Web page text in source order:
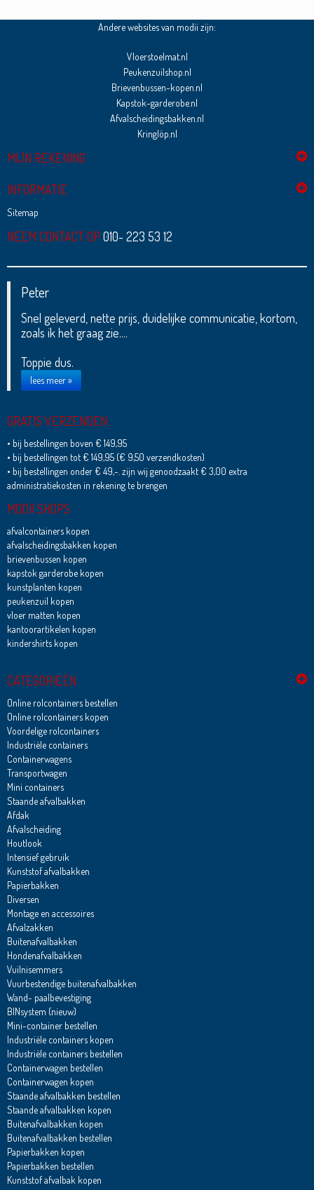
Andere websites van modii zijn:
Vloerstoelmat.nl
Peukenzuilshop.nl
Brievenbussen-kopen.nl
Kapstok-garderobe.nl
Afvalscheidingsbakken.nl
Kringlöp.nl
MIJN REKENING
INFORMATIE
Sitemap
NEEM CONTACT OP 010- 223 53 12
Peter
Snel geleverd, nette prijs, duidelijke communicatie, kortom,
zoals ik het graag zie....
Toppie dus.
lees meer »
GRATIS VERZENDEN
• bij bestellingen boven € 149,95
• bij bestellingen tot € 149,95 (€ 9,50 verzendkosten)
• bij bestellingen onder € 49,-. zijn wij genoodzaakt € 3,00 extra
administratiekosten in rekening te brengen
MODII SHOPS
afvalcontainers kopen
afvalscheidingsbakken kopen
brievenbussen kopen
kapstok garderobe kopen
kunstplanten kopen
peukenzuil kopen
vloer matten kopen
kantoorartikelen kopen
kindershirts kopen
CATEGORIEËN
Online rolcontainers bestellen
Online rolcontainers kopen
Voordelige rolcontainers
Industriële containers
Containerwagens
Transportwagen
Mini containers
Staande afvalbakken
Afdak
Afvalscheiding
Houtlook
Intensief gebruik
Kunststof afvalbakken
Papierbakken
Diversen
Montage en accessoires
Afvalzakken
Buitenafvalbakken
Hondenafvalbakken
Vuilnisemmers
Vuurbestendige buitenafvalbakken
Wand- paalbevestiging
BINsystem (nieuw)
Mini-container bestellen
Industriële containers kopen
Industriële containers bestellen
Containerwagen bestellen
Containerwagen kopen
Staande afvalbakken bestellen
Staande afvalbakken kopen
Buitenafvalbakken kopen
Buitenafvalbakken bestellen
Papierbakken kopen
Papierbakken bestellen
Kunststof afvalbak kopen